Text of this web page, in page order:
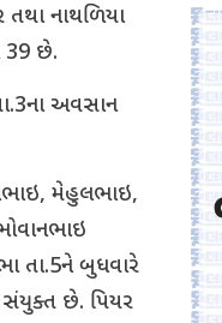
નાથળિયા
39 છે.
અવસાન
મેહુલભાઇ,
તા.5ને બુધવારે
સંયુક્ત છે. પિયર